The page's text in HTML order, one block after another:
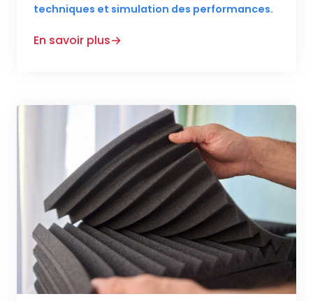
techniques et simulation des performances.
En savoir plus